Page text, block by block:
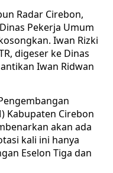
Radar Cirebon,
Pekerja Umum
Iwan Rizki
digeser ke Dinas
Iwan Ridwan
Kabupaten Cirebon
akan ada
kali ini hanya
Eselon Tiga dan